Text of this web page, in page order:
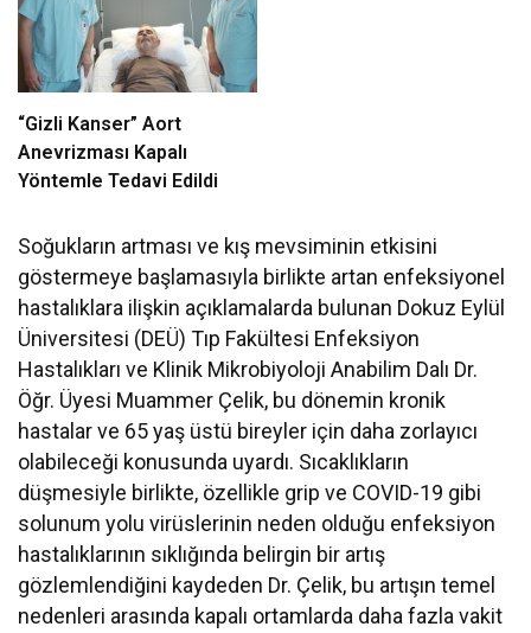
“Gizli Kanser” Aort
Anevrizması Kapalı
Yöntemle Tedavi Edildi
Soğukların artması ve kış mevsiminin etkisini
göstermeye başlamasıyla birlikte artan enfeksiyonel
hastalıklara ilişkin açıklamalarda bulunan Dokuz Eylül
Üniversitesi (DEÜ) Tıp Fakültesi Enfeksiyon
Hastalıkları ve Klinik Mikrobiyoloji Anabilim Dalı Dr.
Öğr. Üyesi Muammer Çelik, bu dönemin kronik
hastalar ve 65 yaş üstü bireyler için daha zorlayıcı
olabileceği konusunda uyardı. Sıcaklıkların
düşmesiyle birlikte, özellikle grip ve COVID-19 gibi
solunum yolu virüslerinin neden olduğu enfeksiyon
hastalıklarının sıklığında belirgin bir artış
gözlemlendiğini kaydeden Dr. Çelik, bu artışın temel
nedenleri arasında kapalı ortamlarda daha fazla vakit